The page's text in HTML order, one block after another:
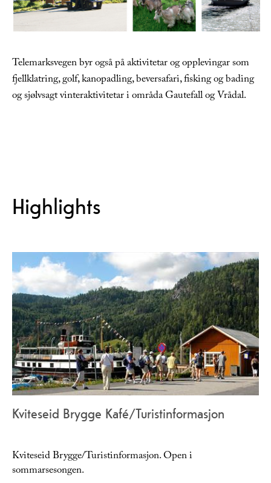
Telemarksvegen byr også på aktivitetar og opplevingar som
fjellklatring, golf, kanopadling, beversafari, fisking og bading
og sjølvsagt vinteraktivitetar i områda Gautefall og Vrådal.
Highlights
Kviteseid Brygge Kafé/Turistinformasjon
Kviteseid Brygge/Turistinformasjon. Open i
sommarsesongen.